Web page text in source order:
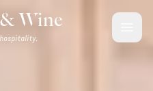
Wine